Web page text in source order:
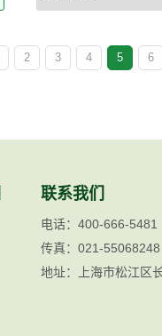
2 3 4 5 6
联系我们
电话：400-666-5481
传真：021-55068248
地址：上海市松江区